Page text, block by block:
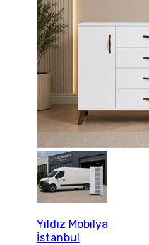
Yıldız Mobilya
İstanbul